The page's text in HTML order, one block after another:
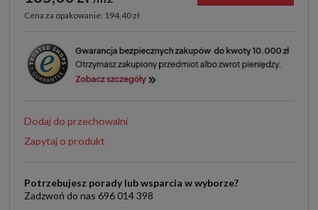
Cena za opakowanie: 194,40 zł
Dodaj do przechowalni
Zapytaj o produkt
Potrzebujesz porady lub wsparcia w wyborze?
Zadzwoń do nas 696 014 398